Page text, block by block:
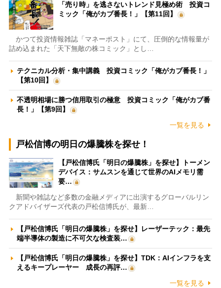
「売り時」を逃さないトレンド見極め術 投資コ
ミック「俺がカブ番長！」【第11回】
かつて投資情報雑誌「マネーポスト」にて、圧倒的な情報量が
詰め込まれた「天下無敵の株コミック」とし…
テクニカル分析・集中講義 投資コミック「俺がカブ番長！」
【第10回】
不透明相場に勝つ信用取引の極意 投資コミック「俺がカブ番
長！」【第9回】
一覧を見る
戸松信博の明日の爆騰株を探せ！
【戸松信博氏「明日の爆騰株」を探せ】トーメン
デバイス：サムスンを通じて世界のAIメモリ需
要…
新聞や雑誌など多数の金融メディアに出演するグローバルリン
クアドバイザーズ代表の戸松信博氏が、最新…
【戸松信博氏「明日の爆騰株」を探せ】レーザーテック：最先
端半導体の製造に不可欠な検査装…
【戸松信博氏「明日の爆騰株」を探せ】TDK：AIインフラを支
えるキープレーヤー 成長の再評…
一覧を見る